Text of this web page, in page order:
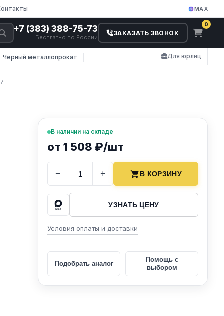
MAX
+7 (383) 388-75-73
Бесплатно по России
ЗАКАЗАТЬ ЗВОНОК
0
Черный металлопрокат Для юрлиц
В наличии на складе
от 1 508 ₽/шт
− + В КОРЗИНУ
УЗНАТЬ ЦЕНУ
Условия оплаты и доставки
Подобрать аналог
Помощь с
выбором